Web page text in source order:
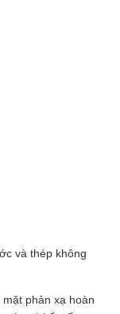
và thép không
phản xạ hoàn